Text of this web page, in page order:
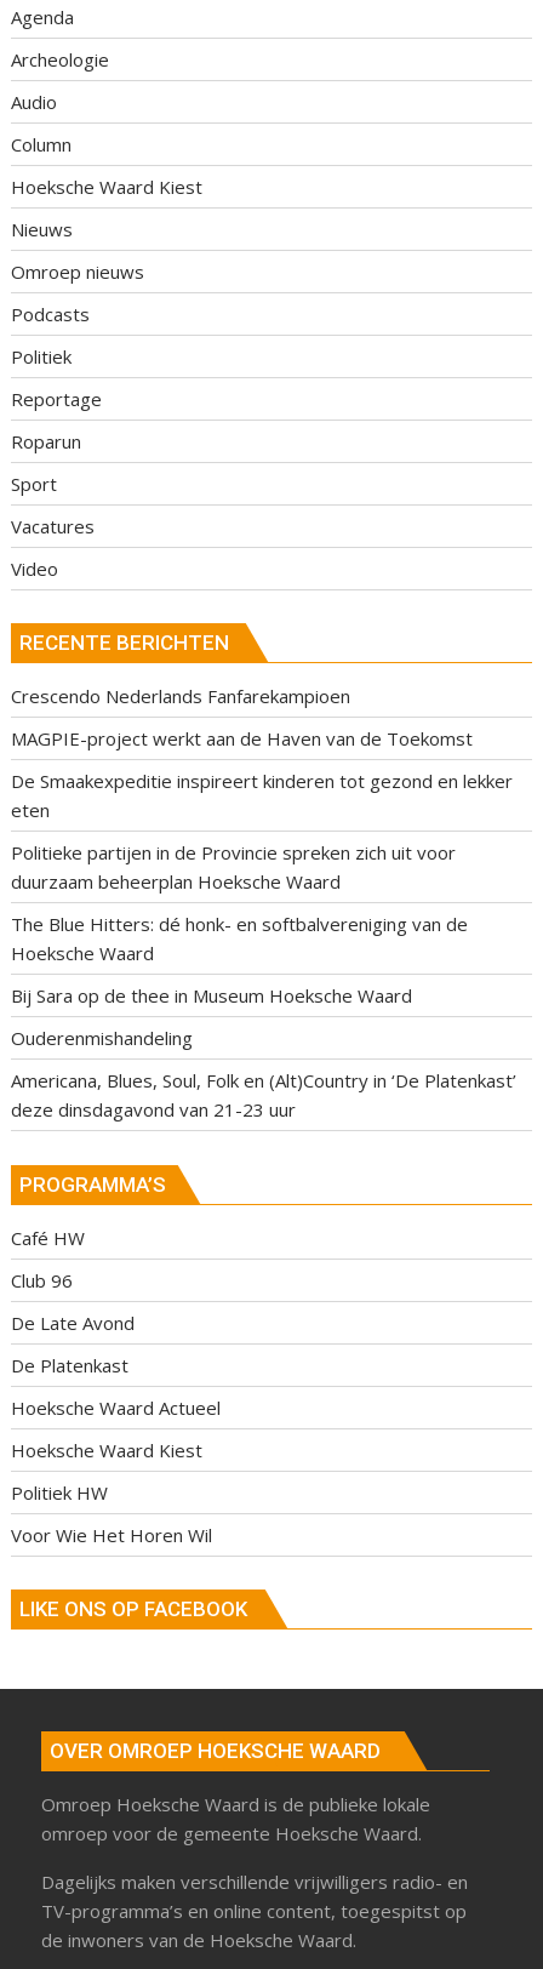
Agenda
Archeologie
Audio
Column
Hoeksche Waard Kiest
Nieuws
Omroep nieuws
Podcasts
Politiek
Reportage
Roparun
Sport
Vacatures
Video
RECENTE BERICHTEN
Crescendo Nederlands Fanfarekampioen
MAGPIE-project werkt aan de Haven van de Toekomst
De Smaakexpeditie inspireert kinderen tot gezond en lekker
eten
Politieke partijen in de Provincie spreken zich uit voor
duurzaam beheerplan Hoeksche Waard
The Blue Hitters: dé honk- en softbalvereniging van de
Hoeksche Waard
Bij Sara op de thee in Museum Hoeksche Waard
Ouderenmishandeling
Americana, Blues, Soul, Folk en (Alt)Country in ‘De Platenkast’
deze dinsdagavond van 21-23 uur
PROGRAMMA’S
Café HW
Club 96
De Late Avond
De Platenkast
Hoeksche Waard Actueel
Hoeksche Waard Kiest
Politiek HW
Voor Wie Het Horen Wil
LIKE ONS OP FACEBOOK
OVER OMROEP HOEKSCHE WAARD
Omroep Hoeksche Waard is de publieke lokale
omroep voor de gemeente Hoeksche Waard.
Dagelijks maken verschillende vrijwilligers radio- en
TV-programma’s en online content, toegespitst op
de inwoners van de Hoeksche Waard.